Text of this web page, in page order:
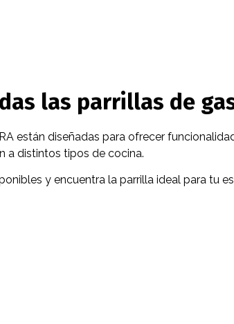
las parrillas de gas
están diseñadas para ofrecer
a distintos tipos de cocina.
y encuentra la parrilla ideal para tu